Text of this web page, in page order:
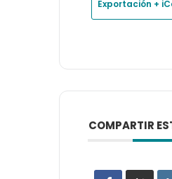
Exportación +
COMPARTIR